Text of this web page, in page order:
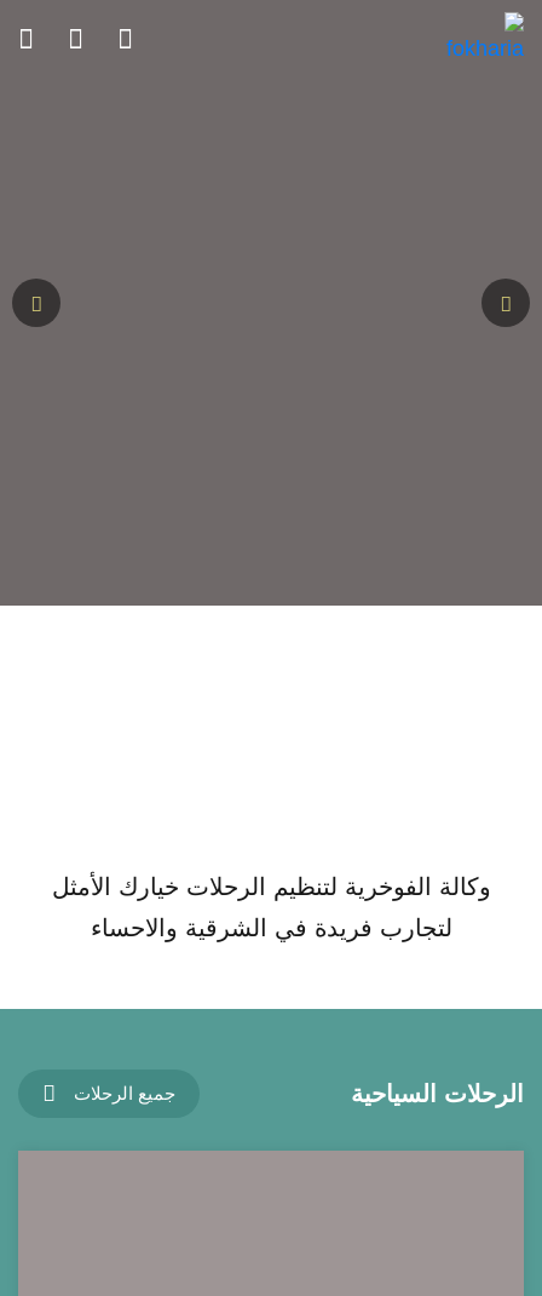
وكالة الفوخرية لتنظيم الرحلات خيارك الأمثل
لتجارب فريدة في الشرقية والاحساء
الرحلات السياحية جميع الرحلات